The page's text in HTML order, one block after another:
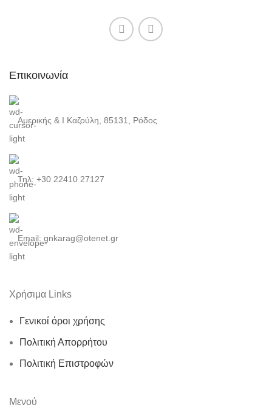
Επικοινωνία
Αμερικής & Ι Καζούλη, 85131, Ρόδος
Τηλ: +30 22410 27127
Email: gnkarag@otenet.gr
Χρήσιμα Links
Γενικοί όροι χρήσης
Πολιτική Απορρήτου
Πολιτική Επιστροφών
Μενού